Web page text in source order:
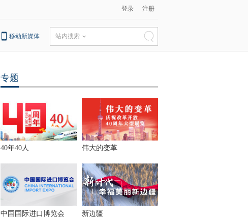
登录 注册
移动新媒体 站内搜索
专题
40年40人 伟大的变革
中国国际进口博览会 新边疆